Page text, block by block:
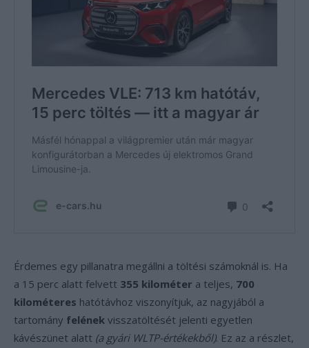
Érdemes egy pillanatra megállni a töltési számoknál is. Ha
a 15 perc alatt felvett 355 kilométer a teljes, 700
kilométeres hatótávhoz viszonyítjuk, az nagyjából a
tartomány felének visszatöltését jelenti egyetlen
kávészünet alatt (a gyári WLTP-értékekből). Ez az a részlet,